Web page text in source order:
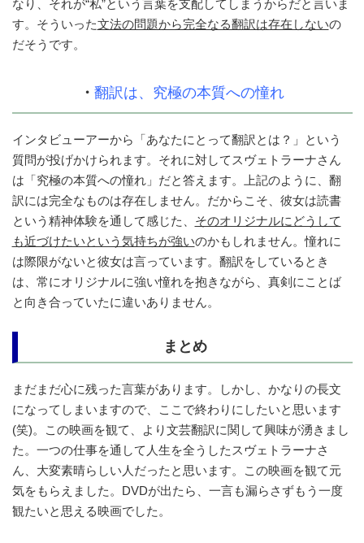
なり、それが“私”という言葉を支配してしまうからだと言いま
す。そういった文法の問題から完全なる翻訳は存在しないの
だそうです。
・ 翻訳は、究極の本質への憧れ
インタビューアーから「あなたにとって翻訳とは？」という
質問が投げかけられます。それに対してスヴェトラーナさん
は「究極の本質への憧れ」だと答えます。上記のように、翻
訳には完全なものは存在しません。だからこそ、彼女は読書
という精神体験を通して感じた、 そのオリジナルにどうして
も近づけたいという気持ちが強いのかもしれません。憧れに
は際限がないと彼女は言っています。翻訳をしているとき
は、常にオリジナルに強い憧れを抱きながら、真剣にことば
と向き合っていたに違いありません。
まとめ
まだまだ心に残った言葉があります。しかし、かなりの長文
になってしまいますので、ここで終わりにしたいと思います
(笑)。この映画を観て、より文芸翻訳に関して興味が湧きまし
た。一つの仕事を通して人生を全うしたスヴェトラーナさ
ん、大変素晴らしい人だったと思います。この映画を観て元
気をもらえました。DVDが出たら、一言も漏らさずもう一度
観たいと思える映画でした。